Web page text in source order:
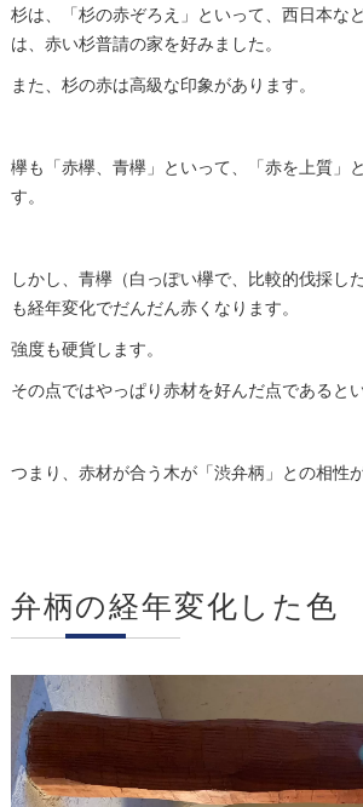
杉は、「杉の赤ぞろえ」といって、西日本な
は、赤い杉普請の家を好みました。
また、杉の赤は高級な印象があります。
欅も「赤欅、青欅」といって、「赤を上質」
す。
しかし、青欅（白っぽい欅で、比較的伐採し
も経年変化でだんだん赤くなります。
強度も硬貨します。
その点ではやっぱり赤材を好んだ点であるとい
つまり、赤材が合う木が「渋弁柄」との相性
弁柄の経年変化した色